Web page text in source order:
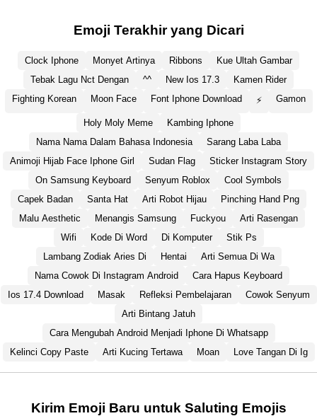
Emoji Terakhir yang Dicari
Clock Iphone Monyet Artinya Ribbons
Kue Ultah Gambar
Tebak Lagu Nct Dengan
^^ New Ios 17.3
Kamen Rider
Fighting Korean
Moon Face Font Iphone Download ⚡ Gamon
Holy Moly Meme
Kambing Iphone
Nama Nama Dalam Bahasa Indonesia
Sarang Laba Laba
Animoji Hijab Face Iphone Girl
Sudan Flag
Sticker Instagram Story
On Samsung Keyboard
Senyum Roblox
Cool Symbols
Capek Badan
Santa Hat Arti Robot Hijau
Pinching Hand Png
Malu Aesthetic
Menangis Samsung Fuckyou
Arti Rasengan
Wifi
Kode Di Word Di Komputer
Stik Ps
Lambang Zodiak Aries Di
Hentai
Arti Semua Di Wa
Nama Cowok Di Instagram Android
Cara Hapus Keyboard
Ios 17.4 Download
Masak Refleksi Pembelajaran
Cowok Senyum
Arti Bintang Jatuh
Cara Mengubah Android Menjadi Iphone Di Whatsapp
Kelinci Copy Paste
Arti Kucing Tertawa Moan Love Tangan Di Ig
Kirim Emoji Baru untuk Saluting Emojis